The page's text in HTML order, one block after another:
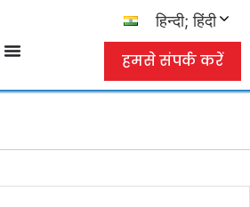
हिन्दी; हिंदी
हमसे संपर्क करें